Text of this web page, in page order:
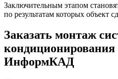
Заключительным этапом
по результатам которых объект
Заказать монтаж
ИнформКАД